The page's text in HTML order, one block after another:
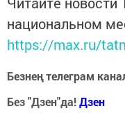
национальном
https://max.ru/
Безнең телеграм
Без "Дзен"да!Дзен